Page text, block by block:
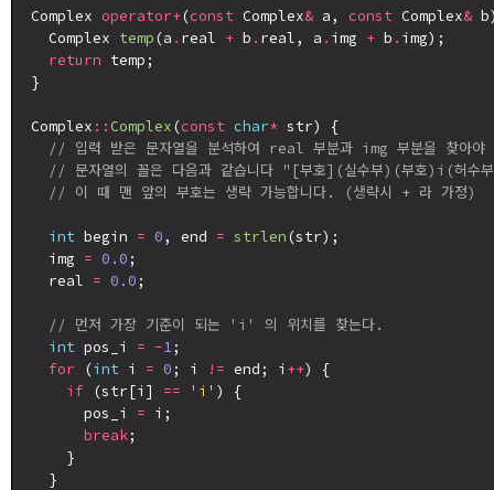
Complex operator+(const Complex& a, const Complex&
  Complex
temp (a . real + b . real, a . img + b . img);
return temp;
}
Complex :: Complex (const char* str) {
// 입력 받은 문자열을 분석하여 real 부분과 img 부분을 찾아야
// 문자열의 꼴은 다음과 같습니다 "[부호](실수부)(부호)i(허수
// 이 때 맨 앞의 부호는 생략 가능합니다. (생략시 + 라 가정)
int begin = 0, end = strlen (str);
  img
= 0.0 ;
  real
= 0.0 ;
// 먼저 가장 기준이 되는 'i' 의 위치를 찾는다.
int pos_i = -1;
for (int i = 0 ; i != end; i ++) {
if (str[i] == 'i' ) {
      pos_i
= i;
break;
    }
  }